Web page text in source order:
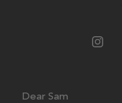
Dear Sam